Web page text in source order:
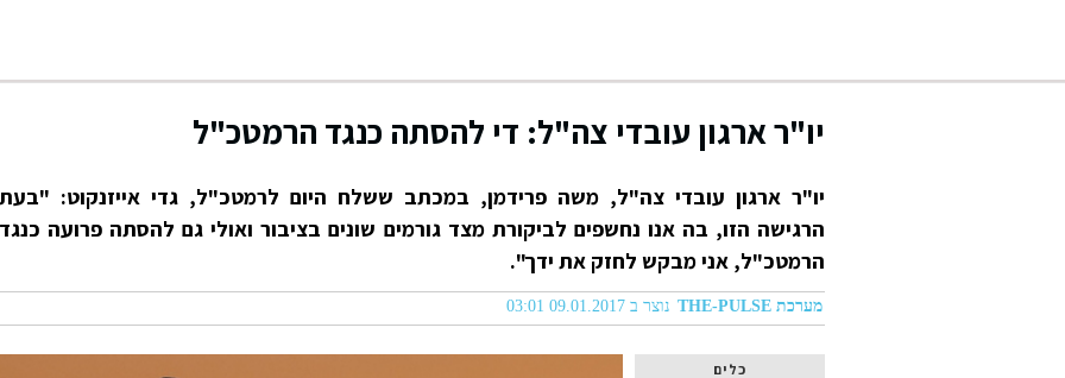
יו"ר ארגון עובדי צה"ל: די להסתה כנגד הרמטכ"ל
יו"ר ארגון עובדי צה"ל, משה פרידמן, במכתב ששלח היום לרמטכ"ל, גדי אייזנקוט: "בעת
הרגישה הזו, בה אנו נחשפים לביקורת מצד גורמים שונים בציבור ואולי גם להסתה פרועה כנגד
הרמטכ"ל, אני מבקש לחזק את ידך".
מערכת THE-PULSE נוצר ב 09.01.2017 03:01
כלים